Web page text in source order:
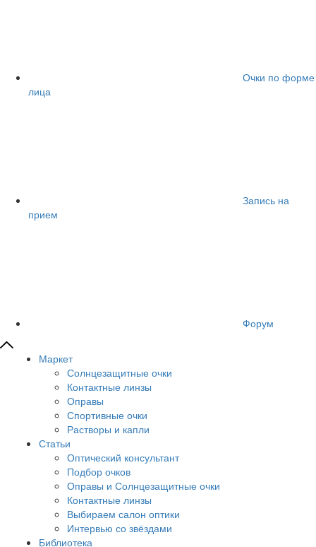
Очки по форме
лица
Запись на
прием
Форум
Маркет
Солнцезащитные очки
Контактные линзы
Оправы
Спортивные очки
Растворы и капли
Статьи
Оптический консультант
Подбор очков
Оправы и Солнцезащитные очки
Контактные линзы
Выбираем салон оптики
Интервью со звёздами
Библиотека